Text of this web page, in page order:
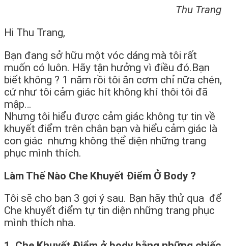
Thu Trang
Hi Thu Trang,
Bạn đang sở hữu một vóc dáng mà tôi rất
muốn có luôn. Hãy tận hưởng vì điều đó.Bạn
biết không ? 1 năm rồi tôi ăn cơm chỉ nữa chén,
cứ như tôi cảm giác hít không khí thôi tôi đã
mập…
Nhưng tôi hiểu được cảm giác không tự tin về
khuyết điểm trên chân bạn và hiểu cảm giác là
con giác nhưng không thể diện những trang
phục mình thích.
Làm Thế Nào Che Khuyết Điểm Ở Body ?
Tôi sẽ cho bạn 3 gợi ý sau. Bạn hãy thử qua để
Che khuyết điểm tự tin diện những trang phục
mình thích nha.